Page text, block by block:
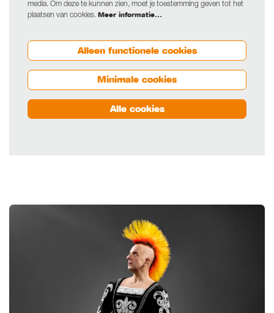
media. Om deze te kunnen zien, moet je toestemming geven tot het
plaatsen van cookies. Meer informatie…
Alleen functionele cookies
Minimale cookies
Alle cookies